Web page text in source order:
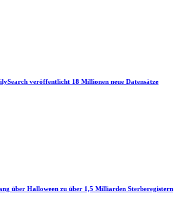
veröffentlicht 18 Millionen neue Datensätze
über Halloween zu über 1,5 Milliarden Sterberegistern